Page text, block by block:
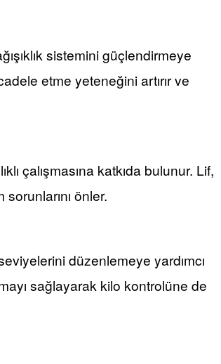
sistemini güçlendirmeye
etme yeteneğini artırır ve
çalışmasına katkıda bulunur. Lif,
önler.
düzenlemeye yardımcı
sağlayarak kilo kontrolüne de